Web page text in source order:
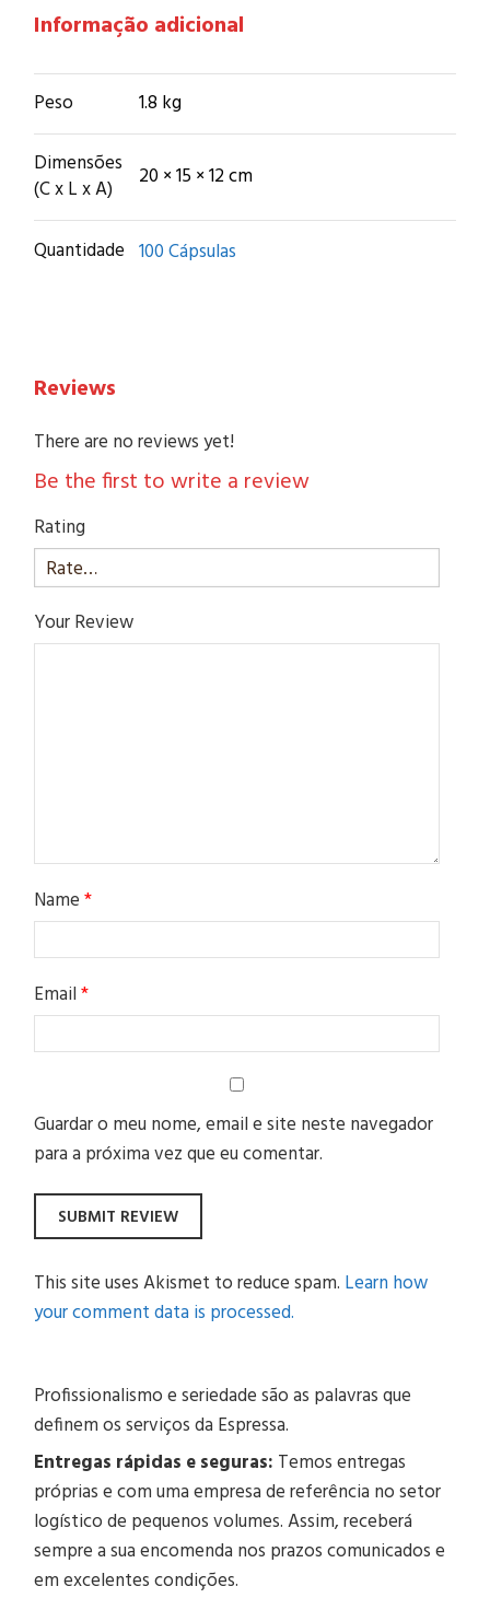
Informação adicional
Peso 1.8 kg
Dimensões
(C x L x A)
20 × 15 × 12 cm
Quantidade 100 Cápsulas
Reviews
There are no reviews yet!
Be the first to write a review
Rating
Your Review
Name*
Email*
Guardar o meu nome, email e site neste navegador
para a próxima vez que eu comentar.
This site uses Akismet to reduce spam. Learn how
your comment data is processed.
Profissionalismo e seriedade são as palavras que
definem os serviços da Espressa.
Entregas rápidas e seguras: Temos entregas
próprias e com uma empresa de referência no setor
logístico de pequenos volumes. Assim, receberá
sempre a sua encomenda nos prazos comunicados e
em excelentes condições.